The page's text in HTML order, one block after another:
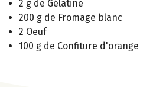
2 g de Gélatine
200 g de Fromage blanc
2 Oeuf
100 g de Confiture d'orange